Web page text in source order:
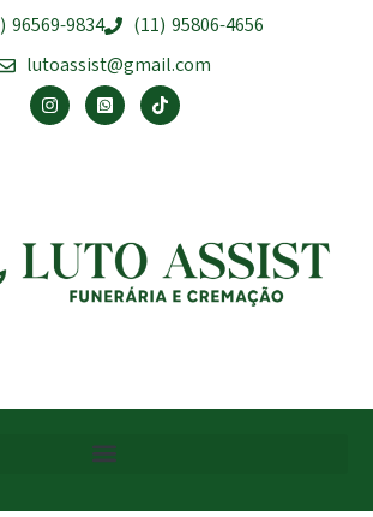
96569-9834
(11) 95806-4656
lutoassist@gmail.com